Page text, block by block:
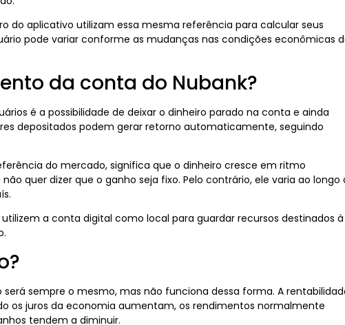
do aplicativo utilizam essa mesma referência para calcular seus
pode variar conforme as mudanças nas condições econômicas
da conta do Nubank?
é a possibilidade de deixar o dinheiro parado na conta e ainda
depositados podem gerar retorno automaticamente, seguindo
do mercado, significa que o dinheiro cresce em ritmo
quer dizer que o ganho seja fixo. Pelo contrário, ele varia ao longo
a conta digital como local para guardar recursos destinados à
sempre o mesmo, mas não funciona dessa forma. A
os juros da economia aumentam, os rendimentos normalmente
tendem a diminuir.